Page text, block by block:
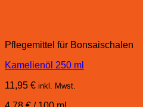
Pflegemittel für Bonsaischalen
Kamelienöl 250 ml
11,95 € inkl. Mwst.